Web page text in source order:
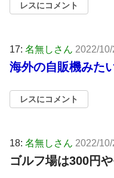
レスにコメント
17: 名無しさん 2022/
海外の自販機みた
レスにコメント
18: 名無しさん 2022/
ゴルフ場は300円